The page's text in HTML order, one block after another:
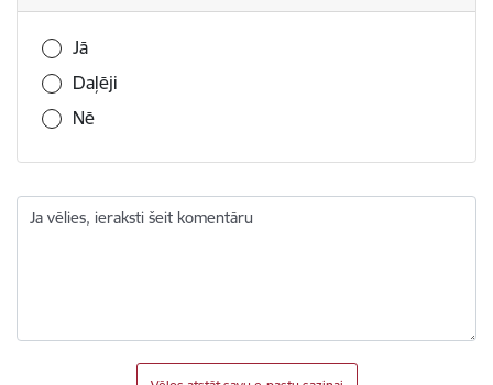
Vai šī informācija bija noderīga?
Jā
Daļēji
Nē
Ja vēlies, ieraksti šeit komentāru